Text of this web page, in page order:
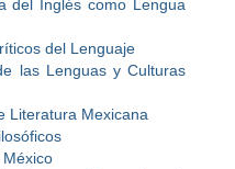
del Inglés como Lengua
del Lenguaje
las Lenguas y Culturas
Literatura Mexicana